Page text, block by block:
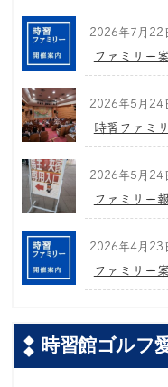
2026年7月22
ファミリー
2026年5月24
時習ファミ
2026年5月24
ファミリー
2026年4月23
ファミリー
時習館ゴルフ